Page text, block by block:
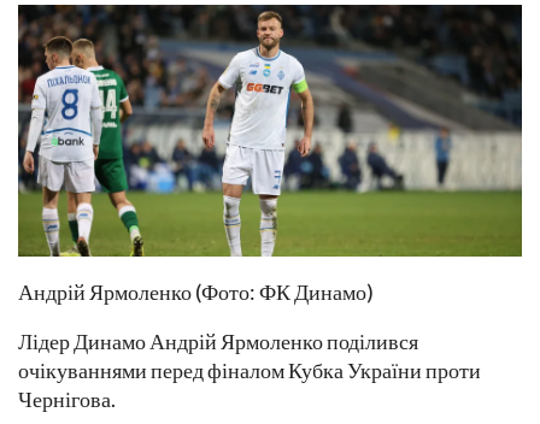
Андрій Ярмоленко (Фото: ФК Динамо)
Лідер Динамо Андрій Ярмоленко поділився
очікуваннями перед фіналом Кубка України проти
Чернігова.